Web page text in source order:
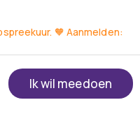
🧡 Aanmelden:
Ik wil meedoen